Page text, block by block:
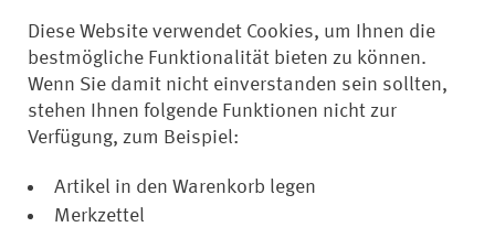
Diese Website verwendet Cookies, um Ihnen die
bestmögliche Funktionalität bieten zu können.
Wenn Sie damit nicht einverstanden sein sollten,
stehen Ihnen folgende Funktionen nicht zur
Verfügung, zum Beispiel:
Artikel in den Warenkorb legen
Merkzettel